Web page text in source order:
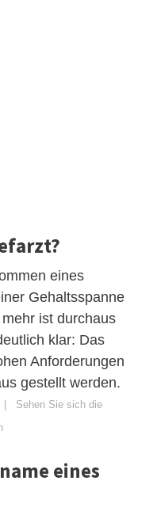
eines
Gehaltsspanne
ist durchaus
klar: Das
Anforderungen
gestellt werden.
| Sehen Sie sich die
eines